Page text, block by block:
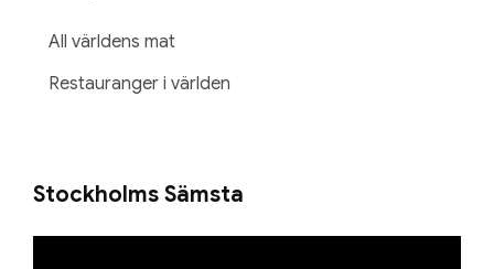
All världens mat
Restauranger i världen
Stockholms Sämsta